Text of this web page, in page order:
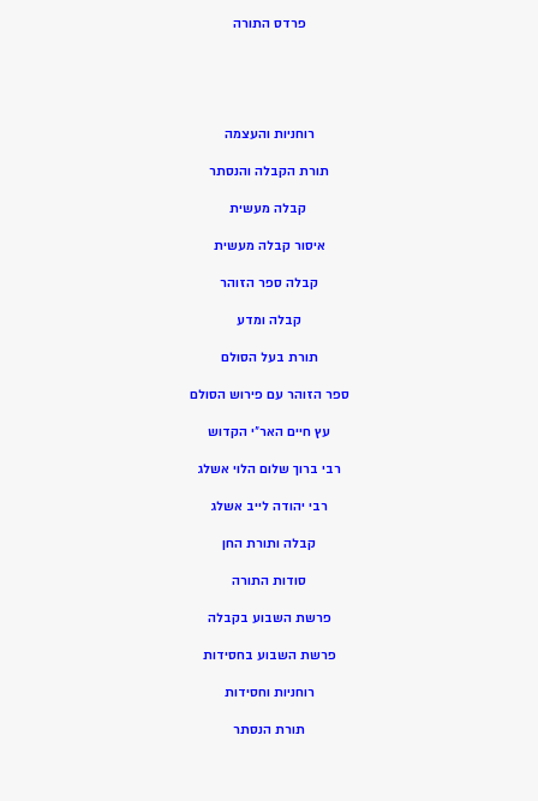
פרדס התורה
רוחניות והעצמה
תורת הקבלה והנסתר
קבלה מעשית
איסור קבלה מעשית
קבלה ספר הזוהר
קבלה ומדע
תורת בעל הסולם
ספר הזוהר עם פירוש הסולם
עץ חיים האר”י הקדוש
רבי ברוך שלום הלוי אשלג
רבי יהודה לייב אשלג
קבלה ותורת החן
סודות התורה
פרשת השבוע בקבלה
פרשת השבוע בחסידות
רוחניות וחסידות
תורת הנסתר